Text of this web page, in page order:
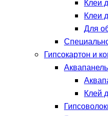
Клеи
Клеи
Для
Гипсокартон и
Клей